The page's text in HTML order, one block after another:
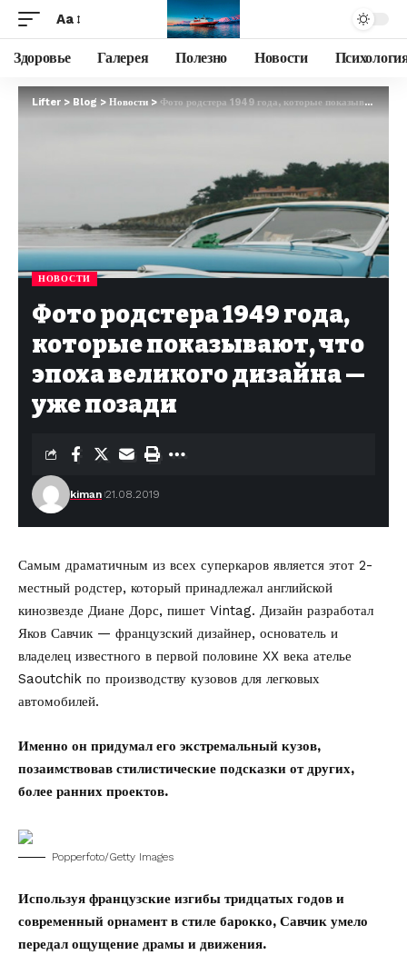
Aa
Здоровье Галерея Полезно Новости
Lifter > Blog > Новости > Фото родстера 1949 года, которые показывают, что эпоха великого дизайна — уже позади
НОВОСТИ
Фото родстера 1949 года,
которые показывают, что
эпоха великого дизайна —
уже позади
kiman 21.08.2019
Самым драматичным из всех суперкаров является этот 2-
местный родстер, который принадлежал английской
кинозвезде Диане Дорс, пишет Vintag. Дизайн разработал
Яков Савчик — французский дизайнер, основатель и
владелец известного в первой половине XX века ателье
Saoutchik по производству кузовов для легковых
автомобилей.
Именно он придумал его экстремальный кузов,
позаимствовав стилистические подсказки от других,
более ранних проектов.
Popperfoto/Getty Images
Используя французские изгибы тридцатых годов и
современный орнамент в стиле барокко, Савчик умело
передал ощущение драмы и движения.